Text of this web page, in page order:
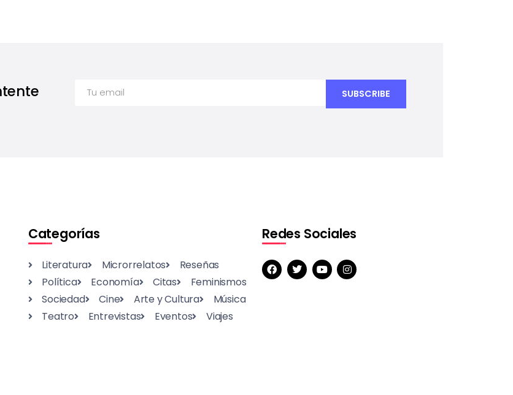
Categorías
Literatura Microrrelatos
Reseñas
Política
Economía Citas
Feminismos
Sociedad
Cine Arte y Cultura
Música
Teatro
Entrevistas Eventos Viajes
Redes Sociales